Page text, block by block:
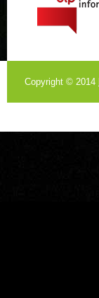
Copyright © 2014